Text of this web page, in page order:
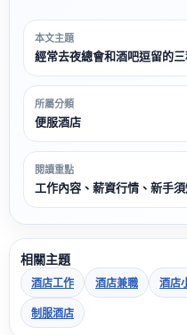
本文主題
經常去夜總會和酒吧逗留的
所屬分類
便服酒店
閱讀重點
工作內容、薪資行情、新手
相關主題
酒店工作 酒店兼職 酒店
制服酒店